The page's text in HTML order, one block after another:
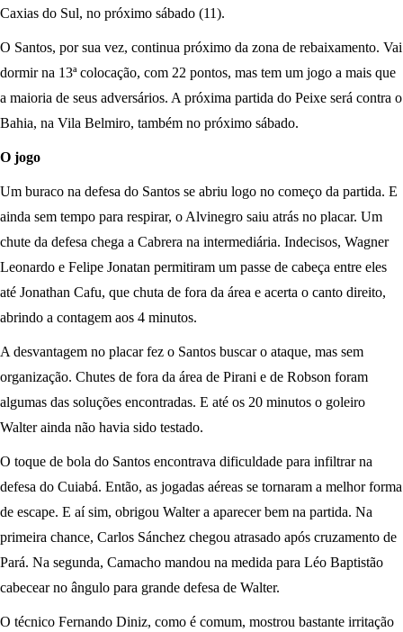
Caxias do Sul, no próximo sábado (11).
O Santos, por sua vez, continua próximo da zona de rebaixamento. Vai
dormir na 13ª colocação, com 22 pontos, mas tem um jogo a mais que
a maioria de seus adversários. A próxima partida do Peixe será contra o
Bahia, na Vila Belmiro, também no próximo sábado.
O jogo
Um buraco na defesa do Santos se abriu logo no começo da partida. E
ainda sem tempo para respirar, o Alvinegro saiu atrás no placar. Um
chute da defesa chega a Cabrera na intermediária. Indecisos, Wagner
Leonardo e Felipe Jonatan permitiram um passe de cabeça entre eles
até Jonathan Cafu, que chuta de fora da área e acerta o canto direito,
abrindo a contagem aos 4 minutos.
A desvantagem no placar fez o Santos buscar o ataque, mas sem
organização. Chutes de fora da área de Pirani e de Robson foram
algumas das soluções encontradas. E até os 20 minutos o goleiro
Walter ainda não havia sido testado.
O toque de bola do Santos encontrava dificuldade para infiltrar na
defesa do Cuiabá. Então, as jogadas aéreas se tornaram a melhor forma
de escape. E aí sim, obrigou Walter a aparecer bem na partida. Na
primeira chance, Carlos Sánchez chegou atrasado após cruzamento de
Pará. Na segunda, Camacho mandou na medida para Léo Baptistão
cabecear no ângulo para grande defesa de Walter.
O técnico Fernando Diniz, como é comum, mostrou bastante irritação